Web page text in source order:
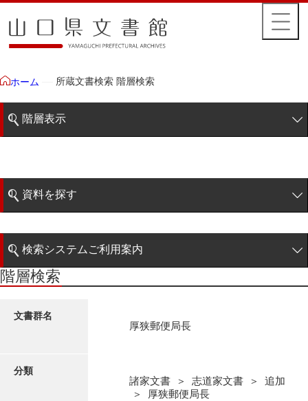
ホーム 所蔵文書検索 階層検索
階層表示
藩政文書
特定歴史公文書
諸家文書
資料を探す
階層検索
検索システムご利用案内
検索システムの利用について
更新履歴
階層検索
文書群名
厚狭郵便局長
分類
諸家文書 ＞ 志道家文書 ＞ 追加
＞ 厚狭郵便局長